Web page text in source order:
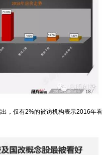
，仅有2%的被访机构表示2016年看